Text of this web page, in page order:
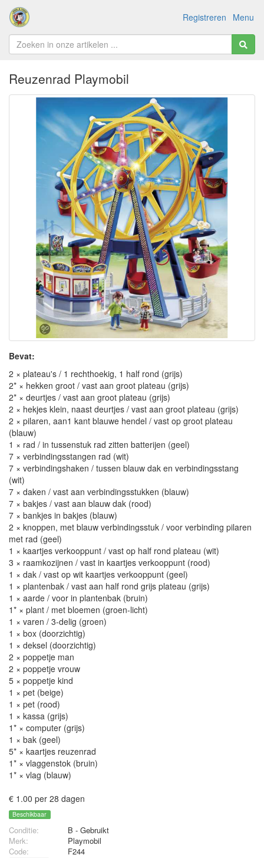
Menu
Registreren
Reuzenrad Playmobil
Bevat:
2 × plateau's / 1 rechthoekig, 1 half rond (grijs)
2* × hekken groot / vast aan groot plateau (grijs)
2* × deurtjes / vast aan groot plateau (grijs)
2 × hekjes klein, naast deurtjes / vast aan groot plateau (grijs)
2 × pilaren, aan1 kant blauwe hendel / vast op groot plateau
(blauw)
1 × rad / in tussenstuk rad zitten batterijen (geel)
7 × verbindingsstangen rad (wit)
7 × verbindingshaken / tussen blauw dak en verbindingsstang
(wit)
7 × daken / vast aan verbindingsstukken (blauw)
7 × bakjes / vast aan blauw dak (rood)
7 × bankjes in bakjes (blauw)
2 × knoppen, met blauw verbindingsstuk / voor verbinding pilaren
met rad (geel)
1 × kaartjes verkooppunt / vast op half rond plateau (wit)
3 × raamkozijnen / vast in kaartjes verkooppunt (rood)
1 × dak / vast op wit kaartjes verkooppunt (geel)
1 × plantenbak / vast aan half rond grijs plateau (grijs)
1 × aarde / voor in plantenbak (bruin)
1* × plant / met bloemen (groen-licht)
1 × varen / 3-delig (groen)
1 × box (doorzichtig)
1 × deksel (doorzichtig)
2 × poppetje man
2 × poppetje vrouw
5 × poppetje kind
1 × pet (beige)
1 × pet (rood)
1 × kassa (grijs)
1* × computer (grijs)
1 × bak (geel)
5* × kaartjes reuzenrad
1* × vlaggenstok (bruin)
1* × vlag (blauw)
€ 1.00 per 28 dagen
Beschikbaar
Conditie:
B - Gebruikt
Merk:
Playmobil
Code:
F244